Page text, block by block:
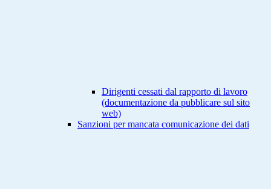
Dirigenti cessati dal rapporto di lavoro
(documentazione da pubblicare sul sito
web)
Sanzioni per mancata comunicazione dei dati